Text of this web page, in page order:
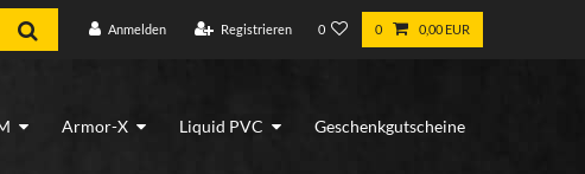
Anmelden Registrieren 0 0 0,00 EUR
Armor-X Liquid PVC Geschenkgutscheine